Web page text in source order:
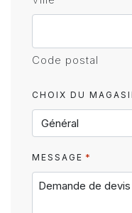
Code postal
CHOIX DU
MESSAGE *